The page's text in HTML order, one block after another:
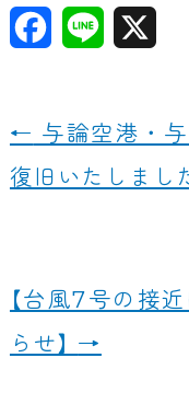
F
c
e
b
o
k
Li
e
X
← 与論空港・
復旧いたしまし
【台風7号の接
らせ】 →